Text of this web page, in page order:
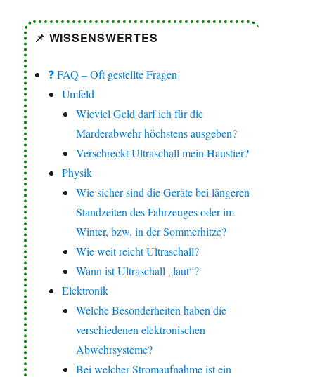
📌 WISSENSWERTES
❓ FAQ – Oft gestellte Fragen
Umfeld
Wieviel Geld darf ich für die
Marderabwehr höchstens ausgeben?
Verschreckt Ultraschall mein Haustier?
Physik
Wie sicher sind die Geräte bei längeren
Standzeiten des Fahrzeuges oder im
Winter, bzw. in der Sommerhitze?
Wie weit reicht Ultraschall?
Wann ist Ultraschall „laut“?
Elektronik
Welche Besonderheiten haben die
verschiedenen elektronischen
Abwehrsysteme?
Bei welcher Stromaufnahme ist ein